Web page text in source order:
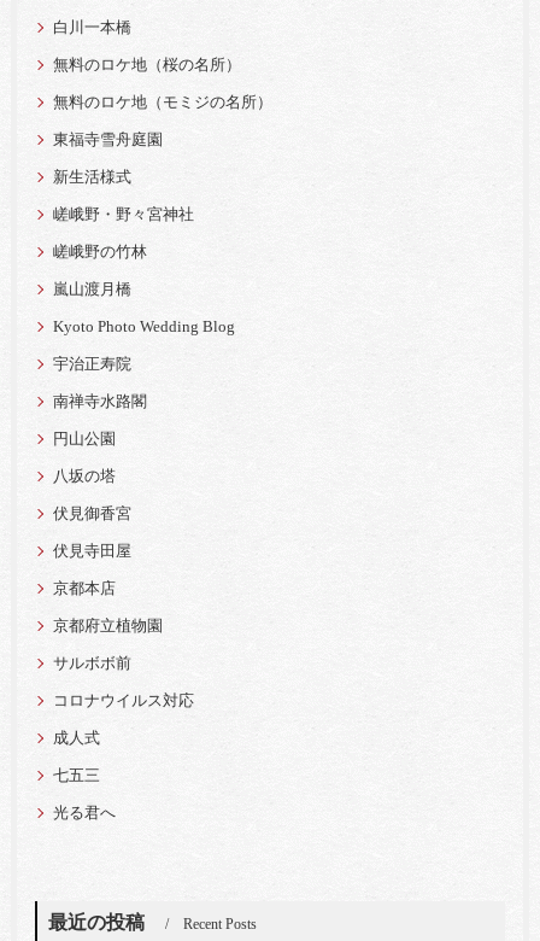
白川一本橋
無料のロケ地（桜の名所）
無料のロケ地（モミジの名所）
東福寺雪舟庭園
新生活様式
嵯峨野・野々宮神社
嵯峨野の竹林
嵐山渡月橋
Kyoto Photo Wedding Blog
宇治正寿院
南禅寺水路閣
円山公園
八坂の塔
伏見御香宮
伏見寺田屋
京都本店
京都府立植物園
サルボボ前
コロナウイルス対応
成人式
七五三
光る君へ
最近の投稿 Recent Posts